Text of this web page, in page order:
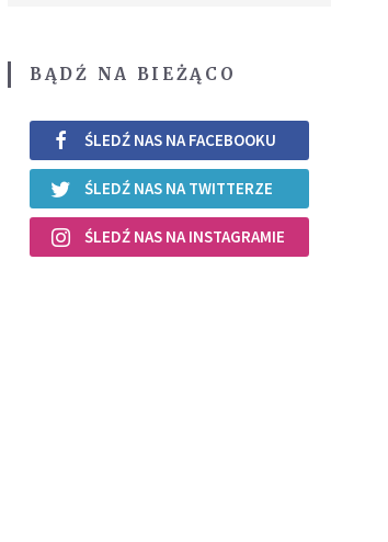
BĄDŹ NA BIEŻĄCO
ŚLEDŹ NAS NA FACEBOOKU
ŚLEDŹ NAS NA TWITTERZE
ŚLEDŹ NAS NA INSTAGRAMIE